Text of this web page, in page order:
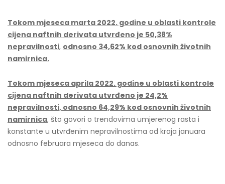
Tokom mjeseca marta 2022. godine u oblasti kontrole
cijena naftnih derivata utvrđeno je 50,38%
nepravilnosti, odnosno 34,62% kod osnovnih životnih
namirnica.
Tokom mjeseca aprila 2022. godine u oblasti kontrole
cijena naftnih derivata utvrđeno je 24,2%
nepravilnosti, odnosno 64,29% kod osnovnih životnih
namirnica, što govori o trendovima umjerenog rasta i
konstante u utvrđenim nepravilnostima od kraja januara
odnosno februara mjeseca do danas.